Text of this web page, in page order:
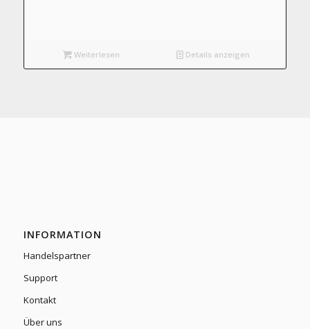
Weiterlesen Details anzeigen
INFORMATION
Handelspartner
Support
Kontakt
Über uns